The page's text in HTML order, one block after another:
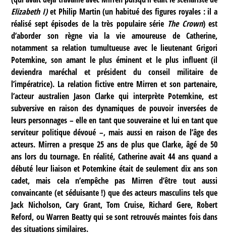
Elizabeth I)et Philip Martin (un habitué des figures royales : il a
réalisé sept épisodes de la très populaire série The Crown) est
d’aborder son règne via la vie amoureuse de Catherine,
notamment sa relation tumultueuse avec le lieutenant Grigori
Potemkine, son amant le plus éminent et le plus influent (il
deviendra maréchal et président du conseil militaire de
l’impératrice). La relation fictive entre Mirren et son partenaire,
l’acteur australien Jason Clarke qui interprète Potemkine, est
subversive en raison des dynamiques de pouvoir inversées de
leurs personnages – elle en tant que souveraine et lui en tant que
serviteur politique dévoué –, mais aussi en raison de l’âge des
acteurs. Mirren a presque 25 ans de plus que Clarke, âgé de 50
ans lors du tournage. En réalité, Catherine avait 44 ans quand a
débuté leur liaison et Potemkine était de seulement dix ans son
cadet, mais cela n’empêche pas Mirren d’être tout aussi
convaincante (et séduisante !) que des acteurs masculins tels que
Jack Nicholson, Cary Grant, Tom Cruise, Richard Gere, Robert
Reford, ou Warren Beatty qui se sont retrouvés maintes fois dans
des situations similaires.